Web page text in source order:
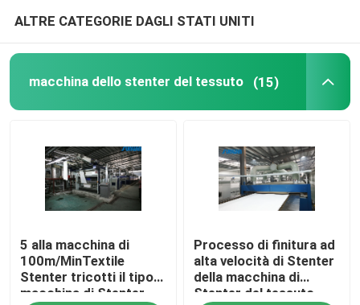
ALTRE CATEGORIE DAGLI STATI UNITI
macchina dello stenter del tessuto (15)
5 alla macchina di
100m/MinTextile
Stenter tricotti il tipo
macchina di Stenter
Processo di finitura ad
alta velocità di Stenter
della macchina di
Stenter del tessuto